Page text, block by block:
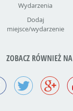
Wydarzenia
Dodaj
miejsce/wydarzenie
ZOBACZ RÓWNIEŻ NA